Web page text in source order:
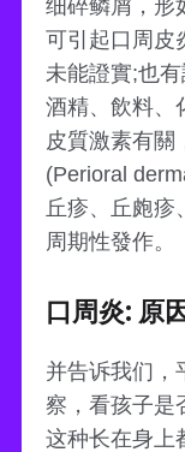
细碎鳞屑，形
可引起口周皮
未能證實;也
酒精、飲料、
皮質激素有關
(Perioral
丘疹、丘皰疹
周期性發作。
口周炎: 原
并告诉我们，
察，看孩子是
这种长在身上